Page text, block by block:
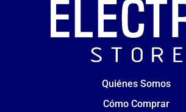
Quiénes Somos
Cómo Comprar